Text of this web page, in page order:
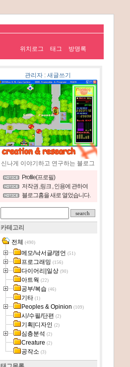
위치로그 태그 방명록
관리자: 새글쓰기
신나게 이야기하고 연구하는 블로그
Profile(프로필)
저작권 ,링크 , 인용에 관하여
블로그홈을 새로 열었습니다.
카테고리
전체 (490)
메모/낙서글/명언 (51)
프로그래밍 (156)
다이어리|일상 (90)
아트웍 (22)
공부/복습 (46)
기타 (1)
Peoples & Opinion (109)
시/수필/단편 (2)
기획|디자인 (2)
심층분석 (2)
Creature (2)
공작소 (3)